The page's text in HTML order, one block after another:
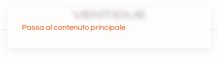
Passa al contenuto principale